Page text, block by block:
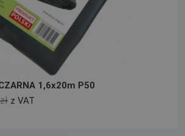
1,6x20m P50
zł Pierwotna
Aktualna
z VAT